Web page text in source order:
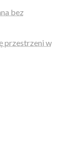
bez
przestrzeni w